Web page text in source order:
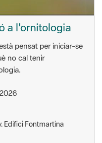
pensat per iniciar-se
no cal tenir
Edifici Fontmartina